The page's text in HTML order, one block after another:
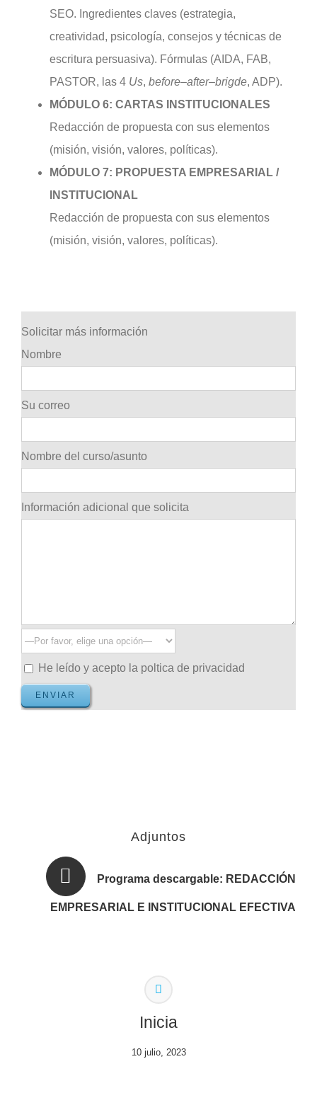
SEO. Ingredientes claves (estrategia,
creatividad, psicología, consejos y técnicas de
escritura persuasiva). Fórmulas (AIDA, FAB,
PASTOR, las 4 Us, before–after–brigde, ADP).
MÓDULO 6: CARTAS INSTITUCIONALES
Redacción de propuesta con sus elementos
(misión, visión, valores, políticas).
MÓDULO 7: PROPUESTA EMPRESARIAL /
INSTITUCIONAL
Redacción de propuesta con sus elementos
(misión, visión, valores, políticas).
Solicitar más información
Nombre
Su correo
Nombre del curso/asunto
Información adicional que solicita
He leído y acepto la poltica de privacidad
Adjuntos
Programa descargable: REDACCIÓN
EMPRESARIAL E INSTITUCIONAL EFECTIVA
Inicia
10 julio, 2023